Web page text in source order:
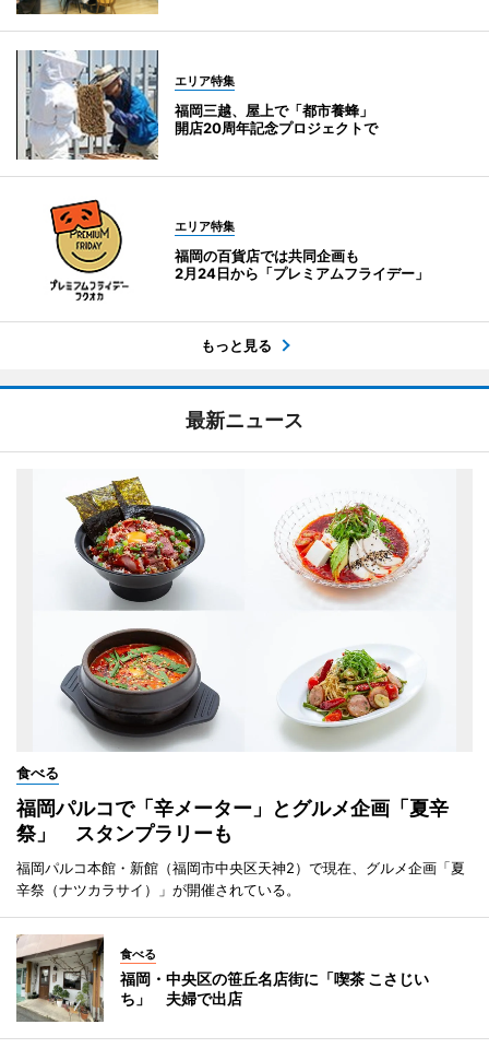
エリア特集
福岡三越、屋上で「都市養蜂」
開店20周年記念プロジェクトで
エリア特集
福岡の百貨店では共同企画も
2月24日から「プレミアムフライデー」
もっと見る
最新ニュース
食べる
福岡パルコで「辛メーター」とグルメ企画「夏辛
祭」 スタンプラリーも
福岡パルコ本館・新館（福岡市中央区天神2）で現在、グルメ企画「夏
辛祭（ナツカラサイ）」が開催されている。
食べる
福岡・中央区の笹丘名店街に「喫茶 こさじい
ち」 夫婦で出店